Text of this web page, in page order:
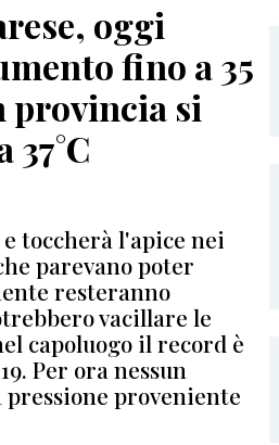
oggi
fino a 35
provincia si
toccherà l'apice nei
parevano poter
resteranno
vacillare le
capoluogo il record è
Per ora nessun
proveniente